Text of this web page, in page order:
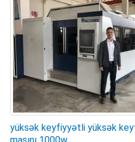
yüksək keyfiyyətli yüksək
maşını 1000w